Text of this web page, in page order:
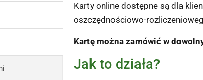
Karty online dostępne są dla
oszczędnościowo-
Kartę można zamówić w
Jak to działa?